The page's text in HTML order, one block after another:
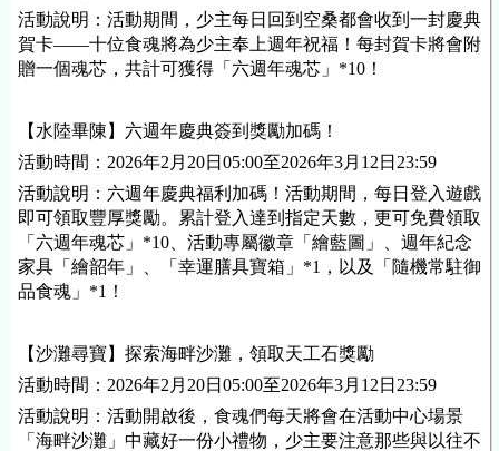
活動說明：活動期間，少主每日回到空桑都會收到一封慶典
賀卡——十位食魂將為少主奉上週年祝福！每封賀卡將會附
贈一個魂芯，共計可獲得「六週年魂芯」*10！
【水陸畢陳】六週年慶典簽到獎勵加碼！
活動時間：2026年2月20日05:00至2026年3月12日23:59
活動說明：六週年慶典福利加碼！活動期間，每日登入遊戲
即可領取豐厚獎勵。累計登入達到指定天數，更可免費領取
「六週年魂芯」*10、活動專屬徽章「繪藍圖」、週年紀念
家具「繪韶年」、「幸運膳具寶箱」*1，以及「隨機常駐御
品食魂」*1！
【沙灘尋寶】探索海畔沙灘，領取天工石獎勵
活動時間：2026年2月20日05:00至2026年3月12日23:59
活動說明：活動開啟後，食魂們每天將會在活動中心場景
「海畔沙灘」中藏好一份小禮物，少主要注意那些與以往不